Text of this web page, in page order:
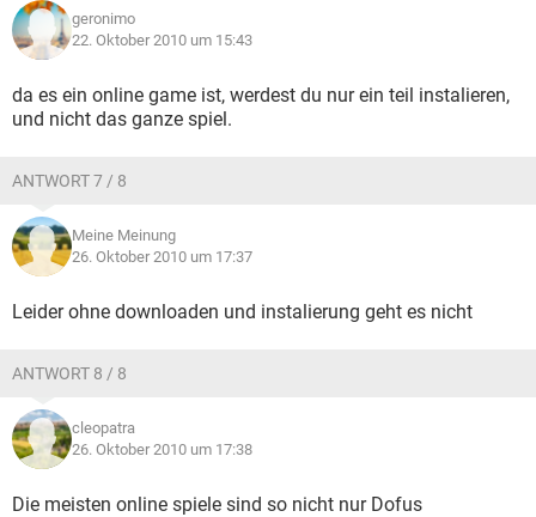
geronimo
22. Oktober 2010 um 15:43
da es ein online game ist, werdest du nur ein teil instalieren,
und nicht das ganze spiel.
ANTWORT 7 / 8
Meine Meinung
26. Oktober 2010 um 17:37
Leider ohne downloaden und instalierung geht es nicht
ANTWORT 8 / 8
cleopatra
26. Oktober 2010 um 17:38
Die meisten online spiele sind so nicht nur Dofus